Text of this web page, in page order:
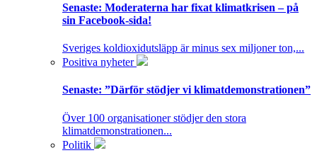
Senaste: Moderaterna har fixat klimatkrisen – på
sin Facebook-sida!
Sveriges koldioxidutsläpp är minus sex miljoner ton,...
Positiva nyheter
Senaste: ”Därför stödjer vi klimatdemonstrationen”
Över 100 organisationer stödjer den stora
klimatdemonstrationen...
Politik